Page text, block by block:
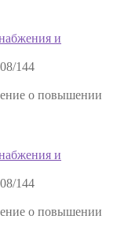
и
144
о повышении
и
144
о повышении